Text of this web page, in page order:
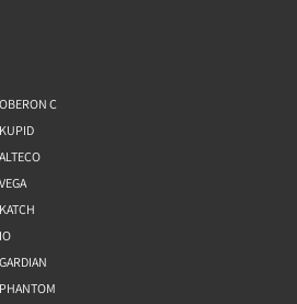
OBERON C
KUPID
ALTECO
VEGA
KATCH
IO
GARDIAN
PHANTOM